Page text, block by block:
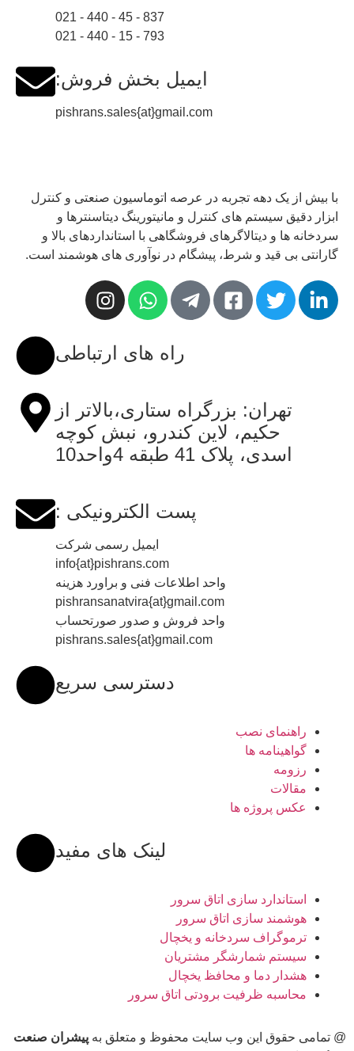
837 - 45 - 440 - 021
793 - 15 - 440 - 021
ایمیل بخش فروش:
pishrans.sales{at}gmail.com
با بیش از یک دهه تجربه در عرصه اتوماسیون صنعتی و کنترل
ابزار دقیق سیستم های کنترل و مانیتورینگ دیتاسنترها و
سردخانه ها و دیتالاگرهای فروشگاهی با استانداردهای بالا و
گارانتی بی قید و شرط، پیشگام در نوآوری های هوشمند است.
راه های ارتباطی
تهران: بزرگراه ستاری،بالاتر از
حکیم، لاین کندرو، نبش کوچه
اسدی، پلاک 41 طبقه 4واحد10
پست الکترونیکی :
ایمیل رسمی شرکت
info{at}pishrans.com
واحد اطلاعات فنی و براورد هزینه
pishransanatvira{at}gmail.com
واحد فروش و صدور صورتحساب
pishrans.sales{at}gmail.com
دسترسی سریع
راهنمای نصب
گواهینامه ها
رزومه
مقالات
عکس پروژه ها
لینک های مفید
استاندارد سازی اتاق سرور
هوشمند سازی اتاق سرور
ترموگراف سردخانه و یخچال
سیستم شمارشگر مشتریان
هشدار دما و محافظ یخچال
محاسبه ظرفیت برودتی اتاق سرور
@ تمامی حقوق این وب سایت محفوظ و متعلق بهپیشران صنعت